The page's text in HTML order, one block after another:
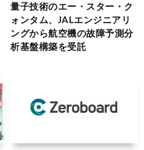
量子技術のエー・スター・ク
ォンタム、JALエンジニアリ
ングから航空機の故障予測分
析基盤構築を受託